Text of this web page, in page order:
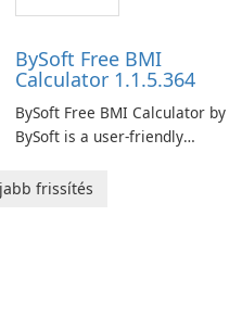
BySoft Free BMI
Calculator 1.1.5.364
BySoft Free BMI Calculator by
BySoft is a user-friendly
designed to help you
frissítés